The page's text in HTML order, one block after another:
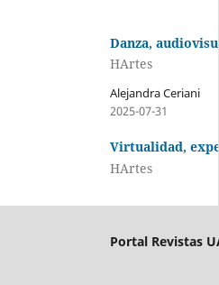
Danza,
HArtes
Alejandra Ceriani
2025-07-31
HArtes
Portal Revistas